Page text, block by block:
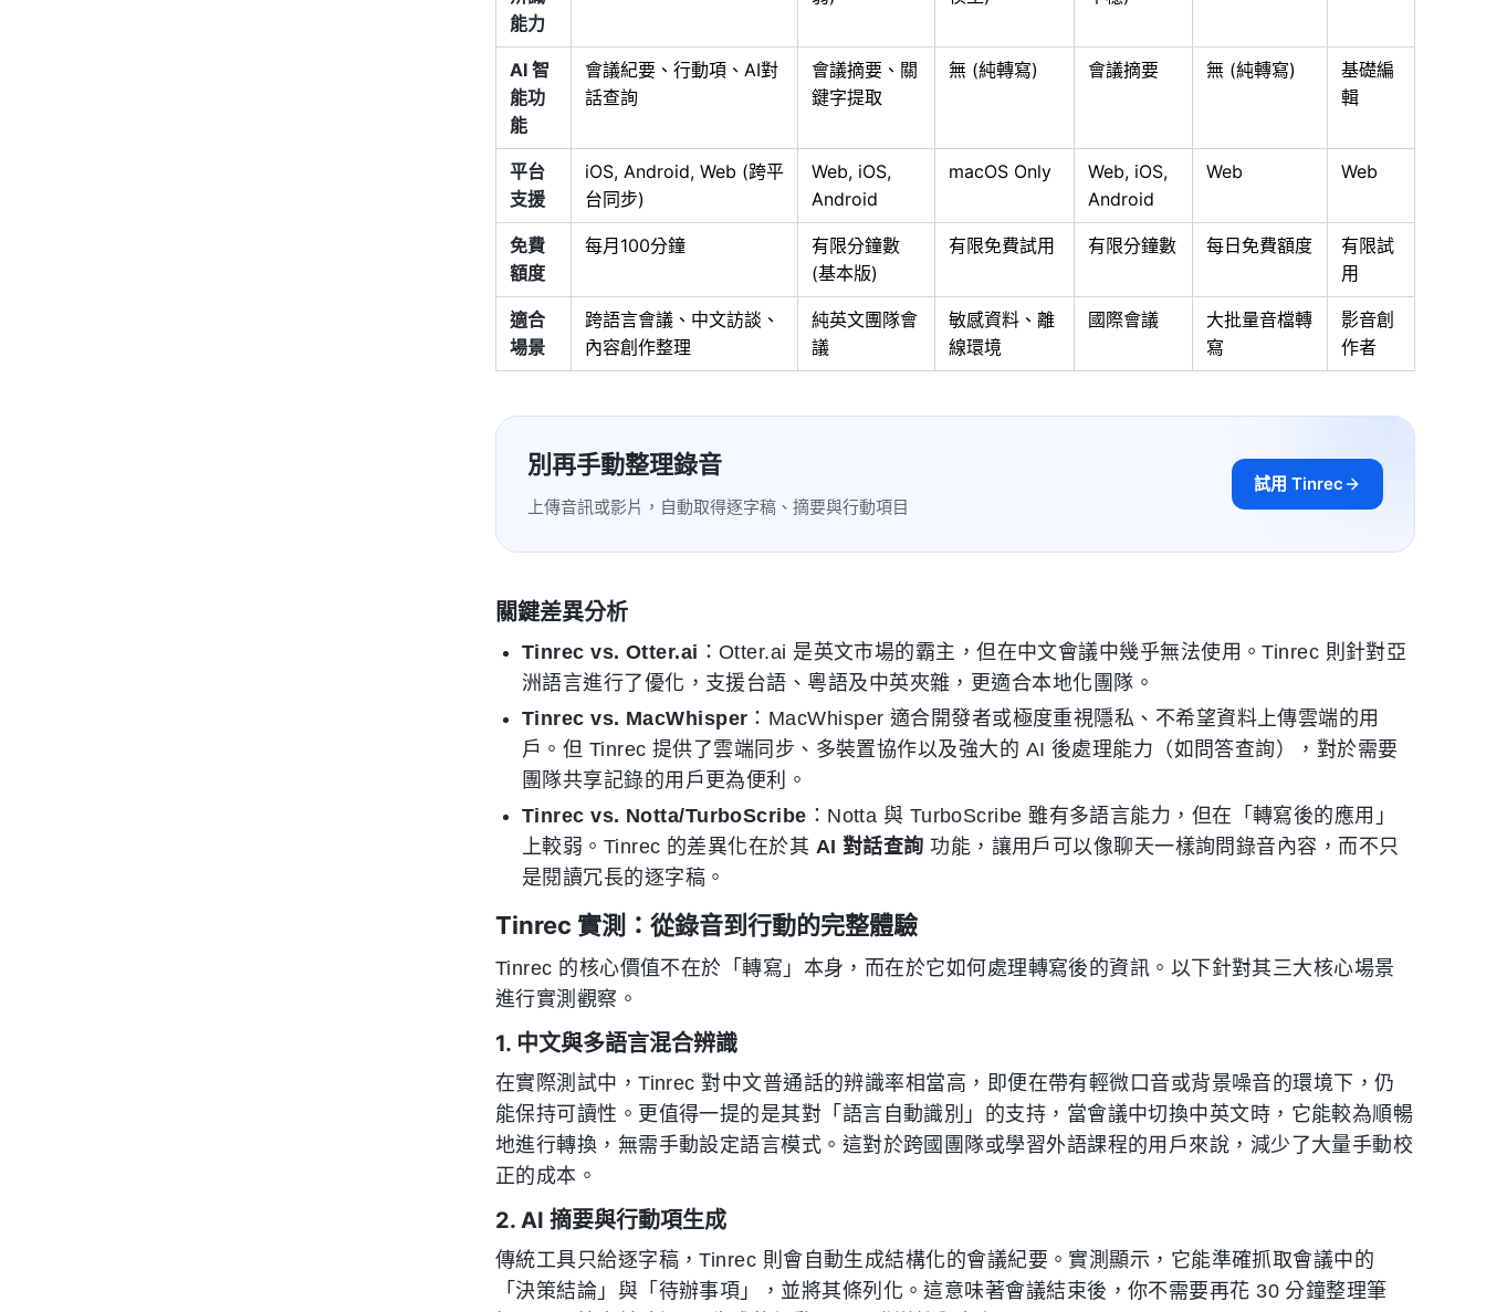
能力
AI 智
能功
能
會議紀要、行動項、AI對
話查詢
會議摘要、關
鍵字提取
無 (純轉寫) 會議摘要 無 (純轉寫)
基礎編
輯
平台
支援
iOS, Android, Web (跨平
台同步)
Web, iOS,
Android
macOS Only
Web, iOS,
Android
Web Web
免費
額度
每月100分鐘
有限分鐘數
(基本版)
有限免費試用 有限分鐘數 每日免費額度
有限試
用
適合
場景
跨語言會議、中文訪談、
內容創作整理
純英文團隊會
議
敏感資料、離
線環境
國際會議
大批量音檔轉
寫
影音創
作者
別再手動整理錄音
上傳音訊或影片，自動取得逐字稿、摘要與行動項目
試用 Tinrec
關鍵差異分析
Tinrec vs. Otter.ai ：Otter.ai 是英文市場的霸主，但在中文會議中幾乎無法使用。Tinrec 則針對亞
洲語言進行了優化，支援台語、粵語及中英夾雜，更適合本地化團隊。
Tinrec vs. MacWhisper ：MacWhisper 適合開發者或極度重視隱私、不希望資料上傳雲端的用
戶。但 Tinrec 提供了雲端同步、多裝置協作以及強大的 AI 後處理能力（如問答查詢），對於需要
團隊共享記錄的用戶更為便利。
Tinrec vs. Notta/TurboScribe ：Notta 與 TurboScribe 雖有多語言能力，但在「轉寫後的應用」
上較弱。Tinrec 的差異化在於其 AI 對話查詢 功能，讓用戶可以像聊天一樣詢問錄音內容，而不只
是閱讀冗長的逐字稿。
Tinrec 實測：從錄音到行動的完整體驗
Tinrec 的核心價值不在於「轉寫」本身，而在於它如何處理轉寫後的資訊。以下針對其三大核心場景
進行實測觀察。
1. 中文與多語言混合辨識
在實際測試中，Tinrec 對中文普通話的辨識率相當高，即便在帶有輕微口音或背景噪音的環境下，仍
能保持可讀性。更值得一提的是其對「語言自動識別」的支持，當會議中切換中英文時，它能較為順暢
地進行轉換，無需手動設定語言模式。這對於跨國團隊或學習外語課程的用戶來說，減少了大量手動校
正的成本。
2. AI 摘要與行動項生成
傳統工具只給逐字稿，Tinrec 則會自動生成結構化的會議紀要。實測顯示，它能準確抓取會議中的
「決策結論」與「待辦事項」，並將其條列化。這意味著會議結束後，你不需要再花 30 分鐘整理筆